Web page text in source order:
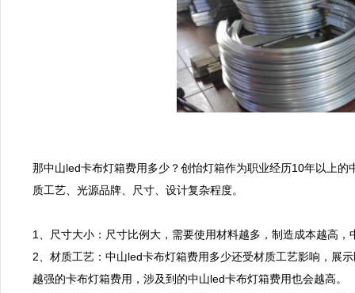
那中山led卡布灯箱费用多少？创怡灯箱作为职业经历10年以上
质工艺、光源品牌、尺寸、设计复杂程度。
1、尺寸大小：尺寸比例大，需要使用材料越多，制造成本越高
2、材质工艺：中山led卡布灯箱费用多少还受材质工艺影响，展
越强的卡布灯箱费用，涉及到的中山led卡布灯箱费用也会越高。